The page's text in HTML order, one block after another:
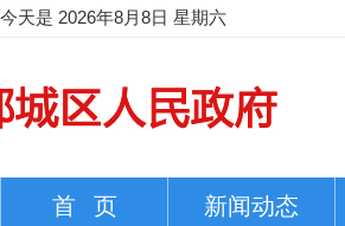
今天是 2026年8月8日 星期六
首 页 新闻动态